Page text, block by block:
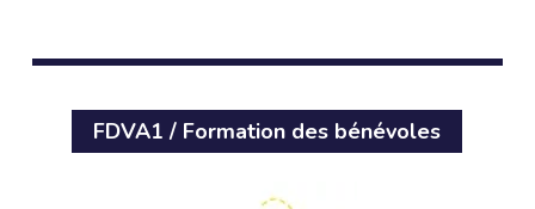
FDVA1 / Formation des bénévoles